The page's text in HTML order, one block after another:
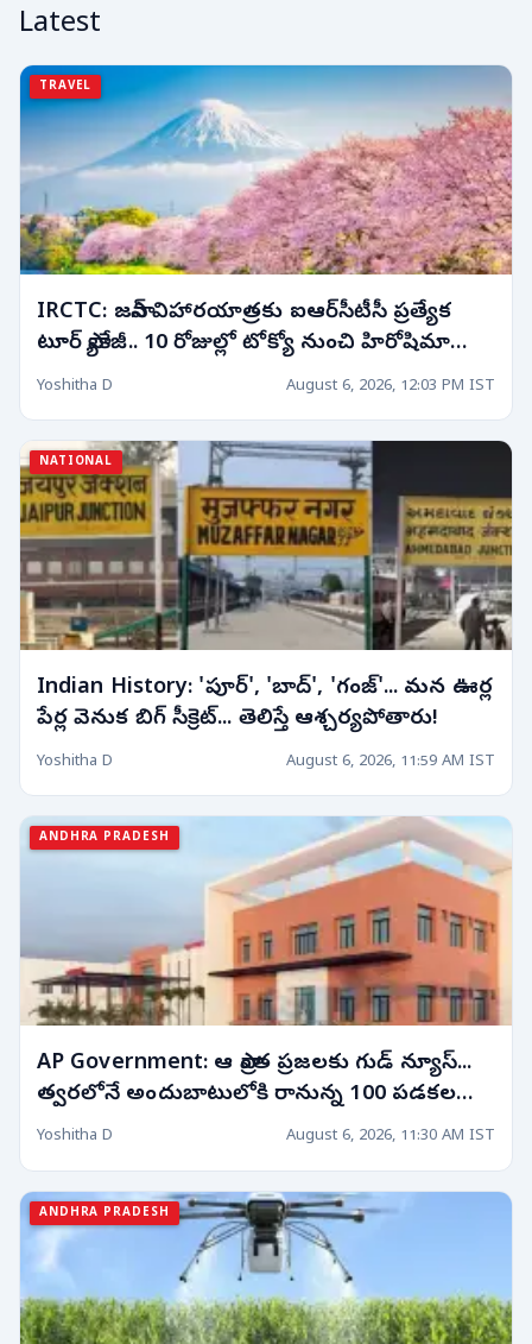
Latest
TRAVEL
IRCTC: జపాన్ విహారయాత్రకు ఐఆర్‌సీటీసీ ప్రత్యేక
టూర్ ప్యాకేజీ.. 10 రోజుల్లో టోక్యో నుంచి హిరోషిమా
వరకు!
Yoshitha D August 6, 2026, 12:03 PM IST
NATIONAL
Indian History: 'పూర్', 'బాద్', 'గంజ్'... మన ఊర్ల
పేర్ల వెనుక బిగ్ సీక్రెట్... తెలిస్తే ఆశ్చర్యపోతారు!
Yoshitha D August 6, 2026, 11:59 AM IST
ANDHRA PRADESH
AP Government: ఆ ప్రాంత ప్రజలకు గుడ్ న్యూస్...
త్వరలోనే అందుబాటులోకి రానున్న 100 పడకల
ఆసుపత్రి!
Yoshitha D August 6, 2026, 11:30 AM IST
ANDHRA PRADESH